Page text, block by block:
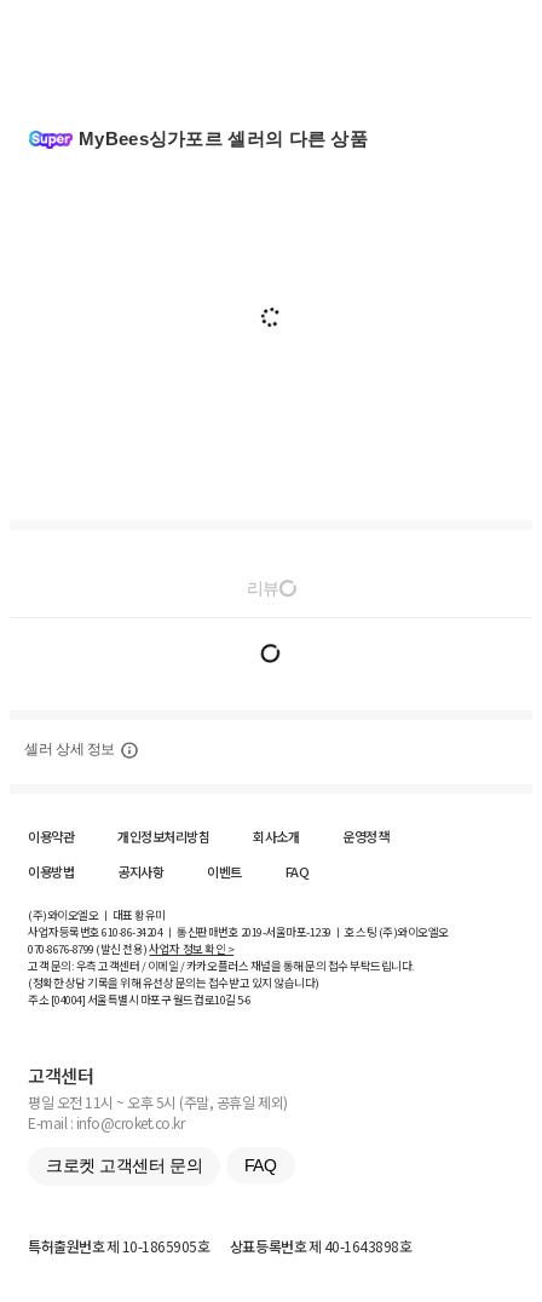
MyBees싱가포르 셀러의 다른 상품
리뷰
셀러 상세 정보
이용약관 개인정보처리방침 회사소개
운영정책
이용방법
공지사항 이벤트 FAQ
(주)와이오엘오 ㅣ 대표 황유미
사업자등록번호610-86-34204ㅣ 통신판매번호 2019-서울마포-1239 ㅣ 호스팅 (주)와이오엘오
070-8676-8799 (발신 전용)사업자 정보 확인 >
고객 문의: 우측 고객센터 / 이메일 / 카카오플러스 채널을 통해 문의 접수 부탁드립니다.
(정확한 상담 기록을 위해 유선상 문의는 접수받고 있지 않습니다)
주소 [04004] 서울특별시 마포구 월드컵로10길5-6
고객센터
평일 오전 11시 ~ 오후 5시 (주말, 공휴일 제외)
E-mail : info@croket.co.kr
크로켓 고객센터 문의 FAQ
특허출원번호제 10-1865905호 상표등록번호제 40-1643898호